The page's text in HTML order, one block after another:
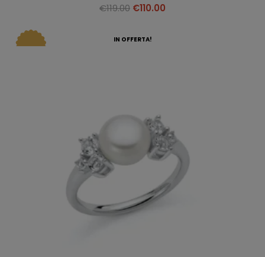
€119.00 €110.00
IN OFFERTA!